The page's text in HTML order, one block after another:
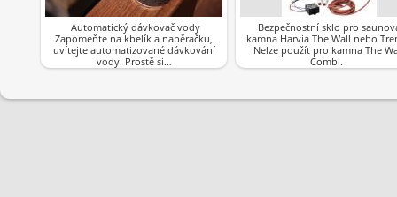
Automatický dávkovač vody
Zapomeňte na kbelík a naběračku,
uvítejte automatizované dávkování
vody. Prostě si…
Bezpečnostní sklo pro
kamna Harvia The Wall nebo
Nelze použít pro kamna The
Combi.